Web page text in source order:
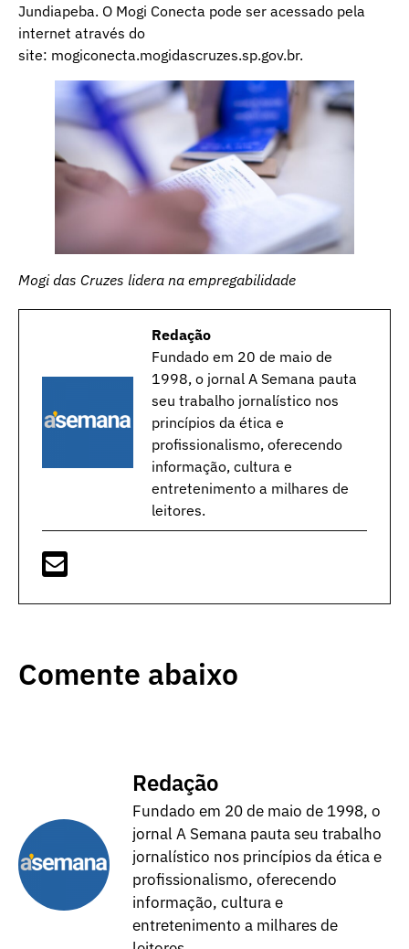
Jundiapeba. O Mogi Conecta pode ser acessado pela
internet através do
site: mogiconecta.mogidascruzes.sp.gov.br.
Mogi das Cruzes lidera na empregabilidade
Redação
Fundado em 20 de maio de
1998, o jornal A Semana pauta
seu trabalho jornalístico nos
princípios da ética e
profissionalismo, oferecendo
informação, cultura e
entretenimento a milhares de
leitores.
Comente abaixo
Redação
Fundado em 20 de maio de 1998, o
jornal A Semana pauta seu trabalho
jornalístico nos princípios da ética e
profissionalismo, oferecendo
informação, cultura e
entretenimento a milhares de